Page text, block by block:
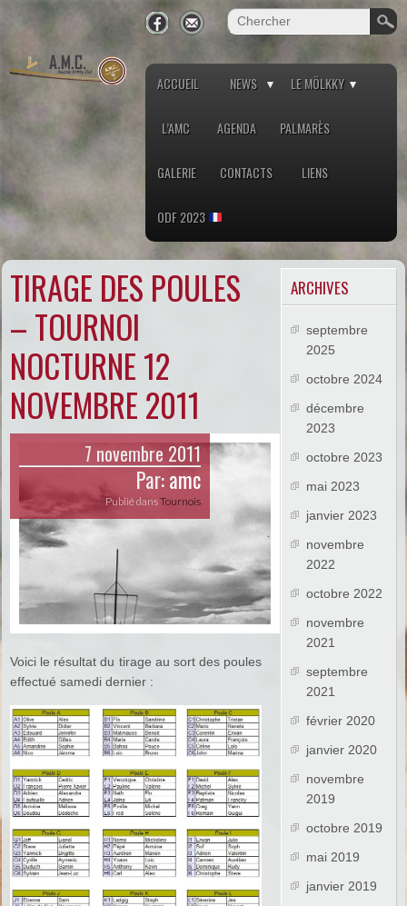
ACCUEIL NEWS LE MÖLKKY
L’AMC AGENDA PALMARÈS
GALERIE CONTACTS LIENS
ODF 2023
TIRAGE DES POULES
– TOURNOI
NOCTURNE 12
NOVEMBRE 2011
7 novembre 2011
Par:amc
Publié dansTournois
Voici le résultat du tirage au sort des poules
effectué samedi dernier :
ARCHIVES
septembre
2025
octobre 2024
décembre
2023
octobre 2023
mai 2023
janvier 2023
novembre
2022
octobre 2022
novembre
2021
septembre
2021
février 2020
janvier 2020
novembre
2019
octobre 2019
mai 2019
janvier 2019